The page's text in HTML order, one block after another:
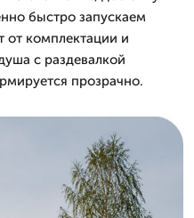
быстро запускаем
от комплектации и
с раздевалкой
прозрачно.